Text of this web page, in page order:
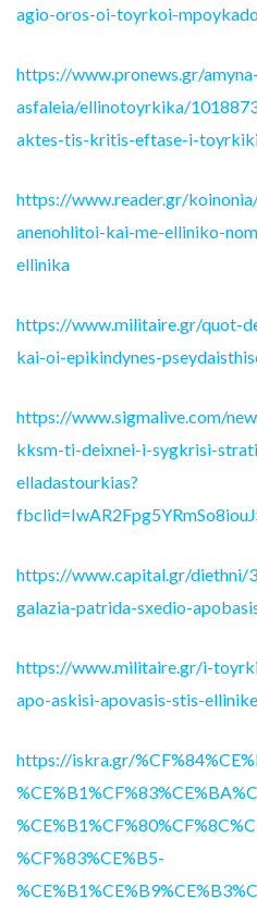
agio-oros-oi-toyrkoi-
https://www.pronews.gr/amyna-
asfaleia/ellinotoyrkika/
aktes-tis-kritis-eftase-i-
https://www.reader.gr/
anenohlitoi-kai-me-elliniko-
ellinika
https://www.militaire.gr/quot-
kai-oi-epikindynes-
https://www.sigmalive.com/
kksm-ti-deixnei-i-sygkrisi-
elladastourkias?
https://www.capital.gr/
galazia-patrida-sxedio-
https://www.militaire.gr/i-
apo-askisi-apovasis-stis-
https://iskra.gr/
%CF%83%CE%B5-